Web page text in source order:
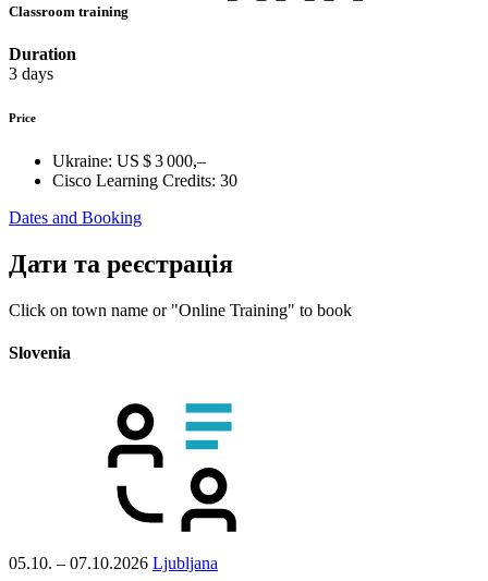
Classroom training
Duration
3 days
Price
Ukraine: US $ 3 000,–
Cisco Learning Credits: 30
Dates and Booking
Дати та реєстрація
Click on town name or "Online Training" to book
Slovenia
05.10. – 07.10.2026 Ljubljana